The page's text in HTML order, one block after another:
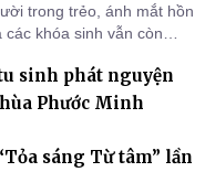
trong trẻo, ánh mắt hồn
khóa sinh vẫn còn
đã trở thành hành
l
sinh phát nguyện
Phước Minh
sáng Từ tâm” lần